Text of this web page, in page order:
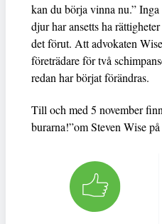
kan du börja vinna nu.”
djur har ansetts ha
det förut. Att advokaten
företrädare för två
redan har börjat förändras.
Till och med 5 november
burarna!”om Steven Wise